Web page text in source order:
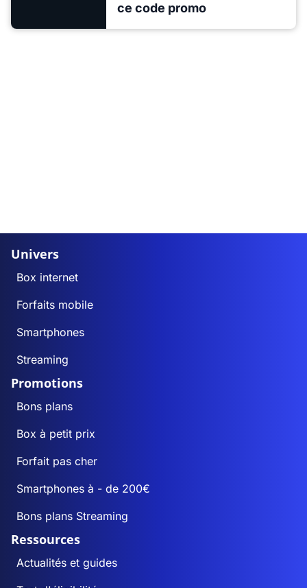
ce code promo
Univers
Box internet
Forfaits mobile
Smartphones
Streaming
Promotions
Bons plans
Box à petit prix
Forfait pas cher
Smartphones à - de 200€
Bons plans Streaming
Ressources
Actualités et guides